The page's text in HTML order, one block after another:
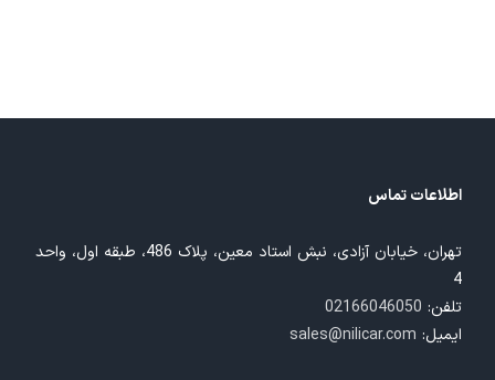
اطلاعات تماس
تهران، خیابان آزادی، نبش استاد معین، پلاک 486، طبقه اول، واحد
4
تلفن: 02166046050
ایمیل: sales@nilicar.com